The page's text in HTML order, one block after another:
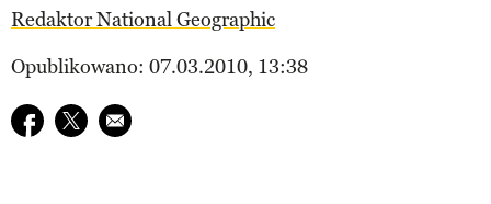
Redaktor National Geographic
Opublikowano: 07.03.2010, 13:38
Udostępnij na facebook
Udostępnij na twitter
E-mail do przyjaciela